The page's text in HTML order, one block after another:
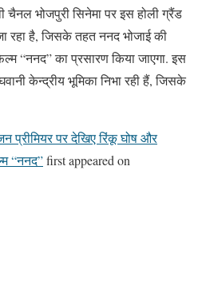
चैनल भोजपुरी सिनेमा पर इस होली ग्रैंड
रहा है, जिसके तहत ननद भोजाई की
“ननद” का प्रसारण किया जाएगा. इस
केन्द्रीय भूमिका निभा रही हैं, जिसके
प्रीमियर पर देखिए रिंकू घोष और
“ननद”first appeared on